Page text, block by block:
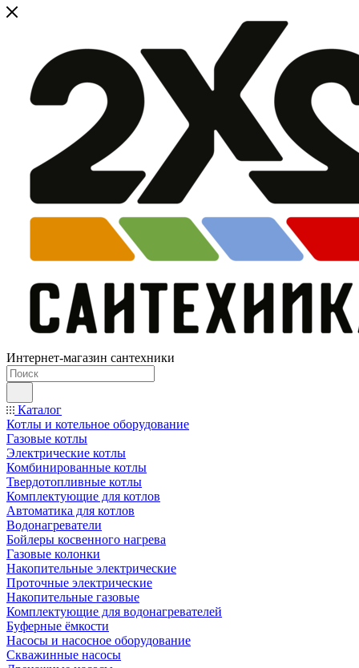
Интернет-магазин сантехники
Каталог
Котлы и котельное оборудование
Газовые котлы
Электрические котлы
Комбинированные котлы
Твердотопливные котлы
Комплектующие для котлов
Автоматика для котлов
Водонагреватели
Бойлеры косвенного нагрева
Газовые колонки
Накопительные электрические
Проточные электрические
Накопительные газовые
Комплектующие для водонагревателей
Буферные ёмкости
Насосы и насосное оборудование
Скважинные насосы